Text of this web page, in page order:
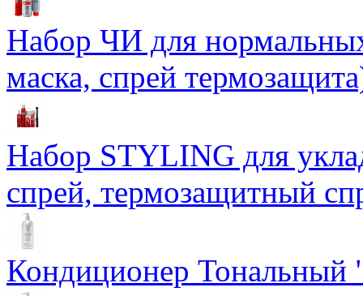
Набор ЧИ для
маска, спрей
Набор STYLING для
спрей, термозащитный
Кондиционер